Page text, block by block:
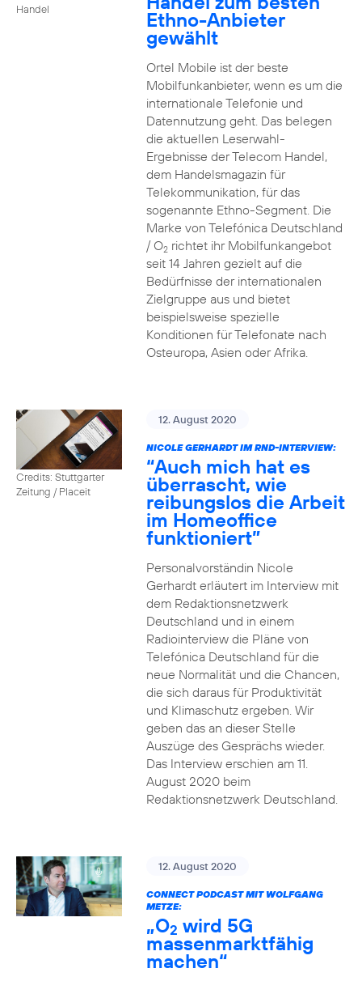
Handel
Ethno-Anbieter
gewählt
Ortel Mobile ist der beste
Mobilfunkanbieter, wenn es um die
internationale Telefonie und
Datennutzung geht. Das belegen
die aktuellen Leserwahl-
Ergebnisse der Telecom Handel,
dem Handelsmagazin für
Telekommunikation, für das
sogenannte Ethno-Segment. Die
Marke von Telefónica Deutschland
/ O2richtet ihr Mobilfunkangebot
seit 14 Jahren gezielt auf die
Bedürfnisse der internationalen
Zielgruppe aus und bietet
beispielsweise spezielle
Konditionen für Telefonate nach
Osteuropa, Asien oder Afrika.
Credits: Stuttgarter
Zeitung / Placeit
12. August 2020
NICOLE GERHARDT IM RND-INTERVIEW:
“Auch mich hat es
überrascht, wie
reibungslos die Arbeit
im Homeoffice
funktioniert”
Personalvorständin Nicole
Gerhardt erläutert im Interview mit
dem Redaktionsnetzwerk
Deutschland und in einem
Radiointerview die Pläne von
Telefónica Deutschland für die
neue Normalität und die Chancen,
die sich daraus für Produktivität
und Klimaschutz ergeben. Wir
geben das an dieser Stelle
Auszüge des Gesprächs wieder.
Das Interview erschien am 11.
August 2020 beim
Redaktionsnetzwerk Deutschland.
12. August 2020
CONNECT PODCAST MIT WOLFGANG
METZE:
„O2 wird 5G
massenmarktfähig
machen“